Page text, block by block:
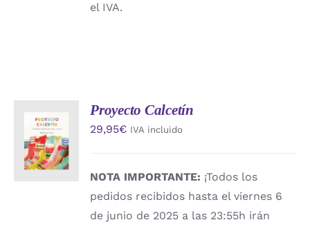
el IVA.
AÑADIR
AL
CARRITO
/
DETALLES
Proyecto Calcetín
29,95€ IVA incluido
NOTA IMPORTANTE: ¡Todos los
pedidos recibidos hasta el viernes 6
de junio de 2025 a las 23:55h irán